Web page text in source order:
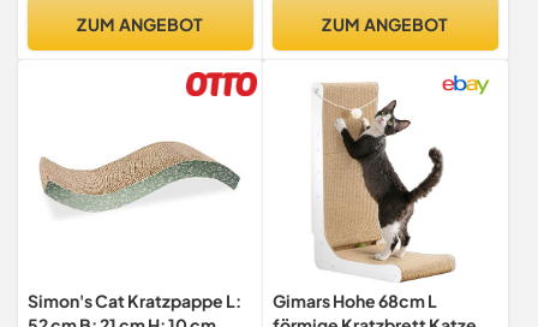
Wohnungskatzen,
ZUM ANGEBOT
Lounge Bett, XL
ZUM ANGEBOT
Simon's Cat Kratzpappe L:
Gimars Hohe 68cm L